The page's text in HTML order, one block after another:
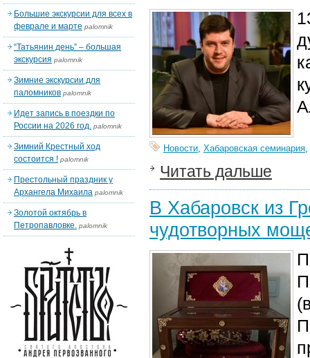
Новости, Хабаровская семинария,
Читать дальше
В Хабаровск из
чудотворных
Большие экскурсии для всех в
феврале и марте palomnik
“Татьянин день” – большая
экскурсия palomnik
Зимние экскурсии для
паломников palomnik
Идет запись в поездки по
России на 2026 год. palomnik
Зимний Крестный ход
состоится ! palomnik
Престольный праздник у
Архангела Михаила palomnik
Золотой октябрь в
Петропавловке. palomnik